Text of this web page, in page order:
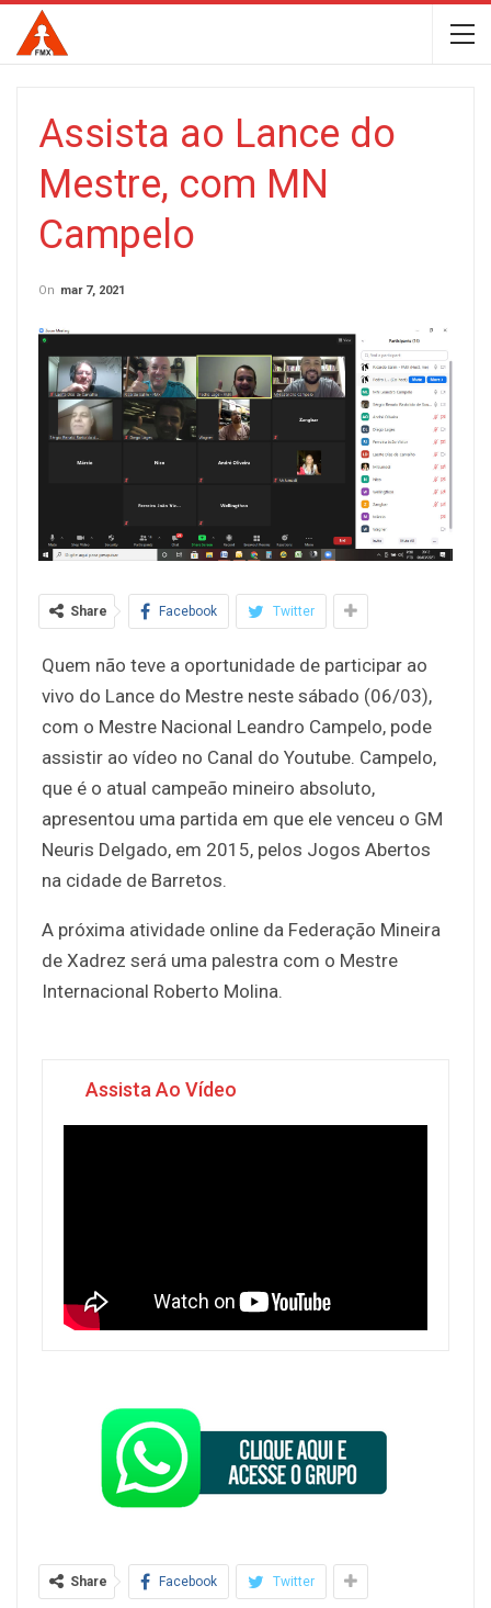
Assista ao Lance do
Mestre, com MN
Campelo
On mar 7, 2021
Share Facebook Twitter
Quem não teve a oportunidade de participar ao
vivo do Lance do Mestre neste sábado (06/03),
com o Mestre Nacional Leandro Campelo, pode
assistir ao vídeo no Canal do Youtube. Campelo,
que é o atual campeão mineiro absoluto,
apresentou uma partida em que ele venceu o GM
Neuris Delgado, em 2015, pelos Jogos Abertos
na cidade de Barretos.
A próxima atividade online da Federação Mineira
de Xadrez será uma palestra com o Mestre
Internacional Roberto Molina.
Assista Ao Vídeo
Share Facebook Twitter